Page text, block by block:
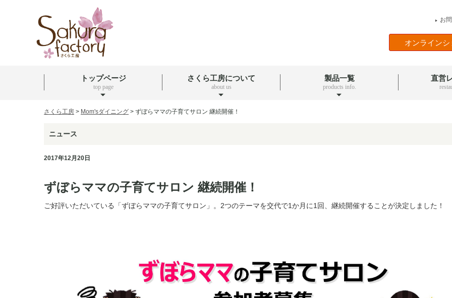
▶ お
オンライン
トップページ
top page
さくら工房について
about us
製品一覧
products info.
直営
さくら工房 > Mom'sダイニング > ずぼらママの子育てサロン 継続開催！
ニュース
2017年12月20日
ずぼらママの子育てサロン 継続開催！
ご好評いただいている「ずぼらママの子育てサロン」。2つのテーマを交代で1か月に1回、継続開催することが決定しました！